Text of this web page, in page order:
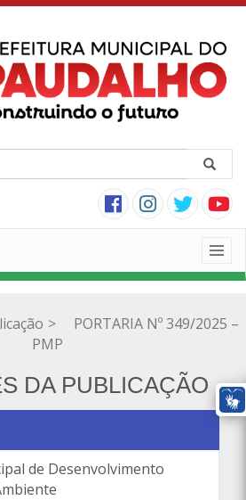
>
PORTARIA Nº 349/2025 –
PMP
DA PUBLICAÇÃO
de Desenvolvimento